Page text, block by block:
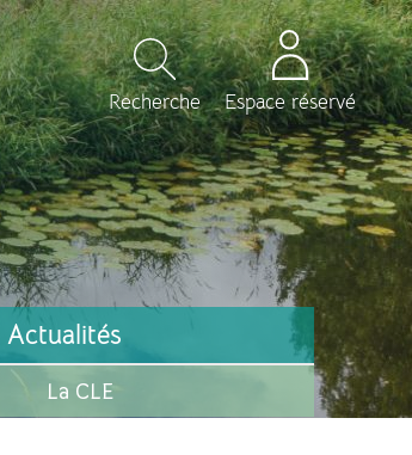
Recherche Espace réservé
Actualités
La CLE